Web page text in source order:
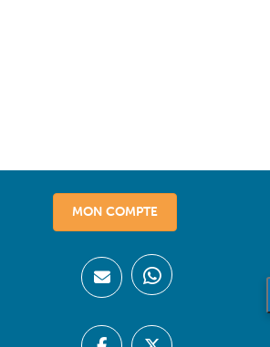
MON COMPTE